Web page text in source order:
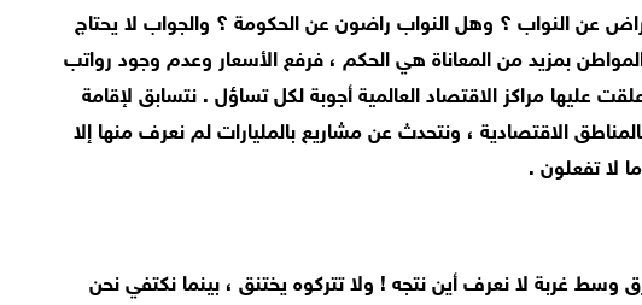
عن النواب ؟ وهل النواب راضون عن الحكومة ؟ والجواب لا يحتاج
المواطن بمزيد من المعاناة هي الحكم ، فرفع الأسعار وعدم وجود رواتب
عليها مراكز الاقتصاد العالمية أجوبة لكل تساؤل . نتسابق لإقامة
الاقتصادية ، ونتحدث عن مشاريع بالمليارات لم نعرف منها إلا
لا تفعلون .
وسط غربة لا نعرف أين نتجه ! ولا تتركوه يختنق ، بينما نكتفي نحن